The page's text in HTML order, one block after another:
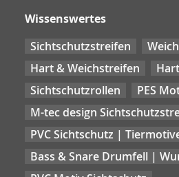
Wissenswertes
Sichtschutzstreifen
Hart & Weichstreifen
Sichtschutzrollen
PES
M-tec design
PVC Sichtschutz |
Bass & Snare Drumfell |